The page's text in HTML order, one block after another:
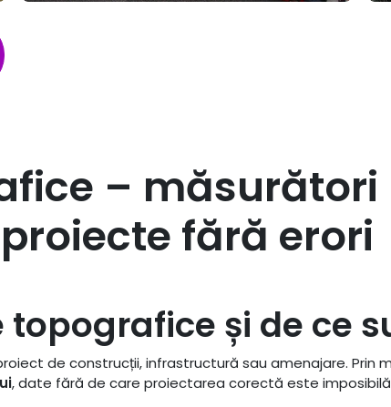
–
proiecte fără erori
și de ce
de construcții, infrastructură sau amenajare.
, date fără de care proiectarea corectă este